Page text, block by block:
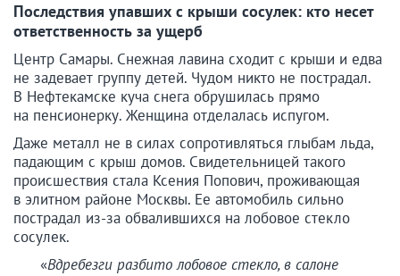
Последствия упавших с крыши сосулек: кто несет
ответственность за ущерб
Центр Самары. Снежная лавина сходит с крыши и едва
не задевает группу детей. Чудом никто не пострадал.
В Нефтекамске куча снега обрушилась прямо
на пенсионерку. Женщина отделалась испугом.
Даже металл не в силах сопротивляться глыбам льда,
падающим с крыш домов. Свидетельницей такого
происшествия стала Ксения Попович, проживающая
в элитном районе Москвы. Ее автомобиль сильно
пострадал из-за обвалившихся на лобовое стекло
сосулек.
«Вдребезги разбито лобовое стекло, в салоне